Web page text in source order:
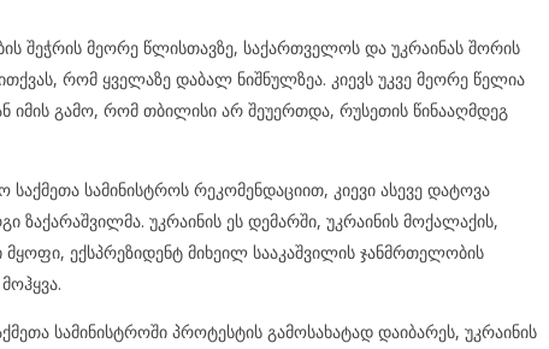
შეჭრის მეორე წლისთავზე, საქართველოს და უკრაინას შორის
რომ ყველაზე დაბალ ნიშნულზეა. კიევს უკვე მეორე წელია
იმის გამო, რომ თბილისი არ შეუერთდა, რუსეთის წინააღმდეგ
სამინისტროს რეკომენდაციით, კიევი ასევე დატოვა
ზაქარაშვილმა. უკრაინის ეს დემარში, უკრაინის მოქალაქის,
ექსპრეზიდენტ მიხეილ სააკაშვილის ჯანმრთელობის
სამინისტროში პროტესტის გამოსახატად დაიბარეს, უკრაინის